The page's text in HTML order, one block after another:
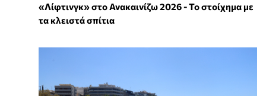
«Λίφτινγκ» στο Ανακαινίζω 2026 - Το στοίχημα με
τα κλειστά σπίτια